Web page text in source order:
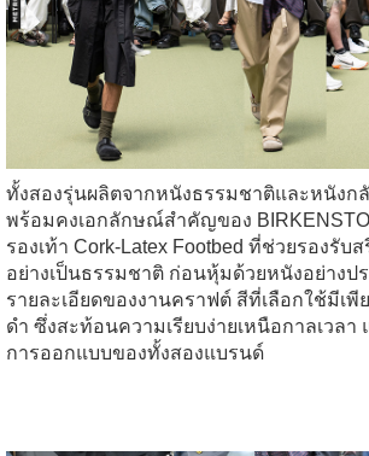
ทั้งสองรุ่นผลิตจากหนังธรรมชาติและหนังกลั
พร้อมคงเอกลักษณ์สำคัญของ
รองเท้า Cork-Latex Footbed ที่ช่วยรองรับ
อย่างเป็นธรรมชาติ ก่อนหุ้มด้วยหนังอย่างป
รายละเอียดของงานคราฟต์ สีที่เลือกใช้มีเพี
ดำ ซึ่งสะท้อนความเรียบง่ายเหนือกาลเวลา
การออกแบบของทั้งสองแบรนด์